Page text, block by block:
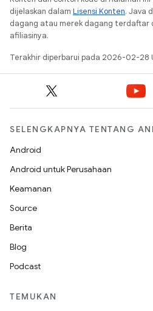
dijelaskan dalam Lisensi Konten. Java
dagang atau merek dagang terdaftar
afiliasinya.
Terakhir diperbarui pada 2026-02-28
SELENGKAPNYA TENTANG
Android
Android untuk Perusahaan
Keamanan
Source
Berita
Blog
Podcast
TEMUKAN